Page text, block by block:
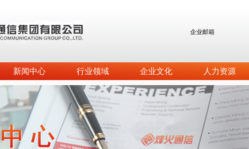
企业邮箱
新闻中心 行业领域 企业文化 人力资源